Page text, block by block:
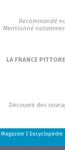
Recommandé
Mentionné
LA FRANCE
Découvrir des
Magazine Encyclopédie